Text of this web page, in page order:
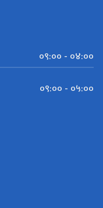
०९:०० - ०४:००
०९:०० - ०५:००